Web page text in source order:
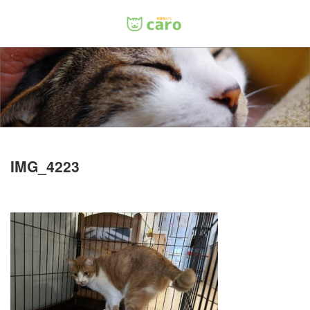
IMG_4223
Menu
ホーム
料金
里親について
お問い合わせ